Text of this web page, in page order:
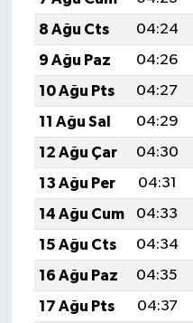
8 Ağu Cts
04:24
9 Ağu Paz
04:26
10 Ağu Pts
04:27
11 Ağu Sal
04:29
12 Ağu Çar
04:30
13 Ağu Per
04:31
14 Ağu Cum
04:33
15 Ağu Cts
04:34
16 Ağu Paz
04:35
17 Ağu Pts
04:37